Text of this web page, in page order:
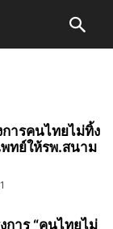
ารคนไทยไม่ทิ้ง
ทย์ให้รพ.สนาม
การ “คนไทยไม่